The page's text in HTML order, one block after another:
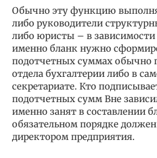
Обычно эту функцию
либо руководители
либо юристы – в зависимости
именно бланк нужно
подотчетных суммах обычно
отдела бухгалтерии либо в
секретариате. Кто
подотчетных сумм Вне
именно занят в составлении
обязательном порядке
директором предприятия.